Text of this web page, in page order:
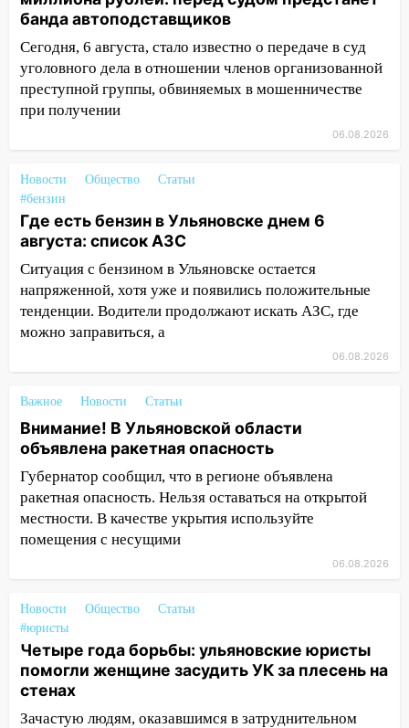
по улице Ефремова
14:23 67% ульяновцев готовы
передумать увольняться, если им
повысят зарплату
14:01
Инсценировали ДТП и получили
автоподставщиков
13:36 В Инзе произошел крупный пожар
13:00 В суде защитили репутацию
мужчины, которого необоснованно
обвиняли в жестоком обращении с
животными
12:28
Миллион на «льготниках»: в
проездными
12:10 Ульяновский алиментщик накопил
120 тысяч долга
11:49 Снят режим «Ракетная
опасность» на территории Ульяновской
Кабмин РФ разрешил до 1 июля
бензина Евро 2, Евро 3, Евро 4
11:12
Соцсети: на Рябикова автомобиль
врезался в забор
10:27
днем 6 августа: список АЗС
банда автоподставщиков
Сегодня, 6 августа, стало известно о передаче в суд
уголовного дела в отношении членов организованной
преступной группы, обвиняемых в мошенничестве
при получении
06.08.2026
Новости Общество
Статьи
#бензин
Где есть бензин в Ульяновске днем 6
августа: список АЗС
Ситуация с бензином в Ульяновске остается
напряженной, хотя уже и появились положительные
тенденции. Водители продолжают искать АЗС, где
можно заправиться, а
06.08.2026
Важное Новости Статьи
Внимание! В Ульяновской области
объявлена ракетная опасность
Губернатор сообщил, что в регионе объявлена
ракетная опасность. Нельзя оставаться на открытой
местности. В качестве укрытия используйте
помещения с несущими
06.08.2026
Новости Общество
Статьи
#юристы
Четыре года борьбы: ульяновские юристы
помогли женщине засудить УК за плесень на
стенах
Зачастую людям, оказавшимся в затруднительном